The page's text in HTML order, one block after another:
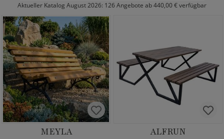
Aktueller Katalog August 2026: 126 Angebote ab 440,00 € verfügbar
MEYLA ALFRUN